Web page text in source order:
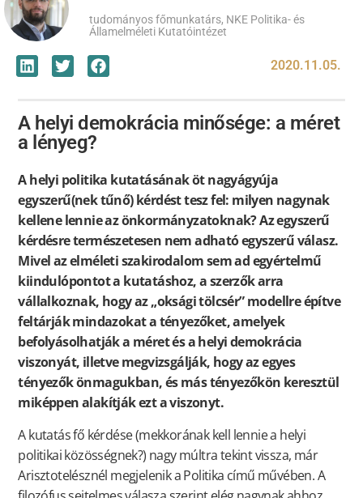
tudományos főmunkatárs, NKE Politika- és
Államelméleti Kutatóintézet
2020.11.05.
A helyi demokrácia minősége: a méret
a lényeg?
A helyi politika kutatásának öt nagyágyúja
egyszerű(nek tűnő) kérdést tesz fel: milyen nagynak
kellene lennie az önkormányzatoknak? Az egyszerű
kérdésre természetesen nem adható egyszerű válasz.
Mivel az elméleti szakirodalom sem ad egyértelmű
kiindulópontot a kutatáshoz, a szerzők arra
vállalkoznak, hogy az „oksági tölcsér” modellre építve
feltárják mindazokat a tényezőket, amelyek
befolyásolhatják a méret és a helyi demokrácia
viszonyát, illetve megvizsgálják, hogy az egyes
tényezők önmagukban, és más tényezőkön keresztül
miképpen alakítják ezt a viszonyt.
A kutatás fő kérdése (mekkorának kell lennie a helyi
politikai közösségnek?) nagy múltra tekint vissza, már
Arisztotelésznél megjelenik a Politika című művében. A